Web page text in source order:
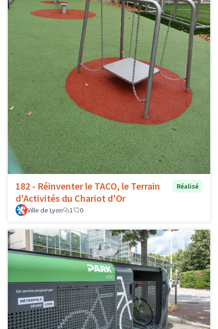
182 - Réinventer le TACO, le Terrain
d'Activités du Chariot d'Or
Réalisé
Ville de Lyon 1 0